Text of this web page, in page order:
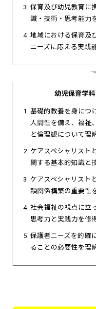
保育及び幼児教育に
識・技術・思考能力
地域における保育及
ニーズに応える実践
幼児保育学
基礎的教養を身につ
人間性を備え、福祉
と倫理観について理
ケアスペシャリスト
関する基本的知識と
ケアスペシャリスト
頼関係構築の重要性
社会福祉の視点に立
思考力と実践力を修
保護者ニーズを的確
ることの必要性を理